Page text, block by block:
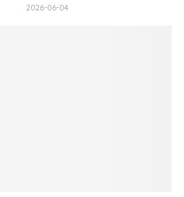
2026-06-04